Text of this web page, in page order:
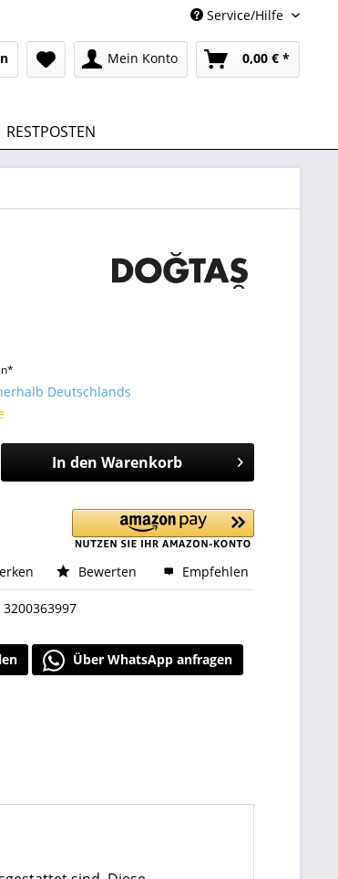
Service/Hilfe
Mein Konto 0,00 € *
RESTPOSTEN
Deutschlands
In den Warenkorb
Bewerten Empfehlen
3200363997
Über WhatsApp anfragen